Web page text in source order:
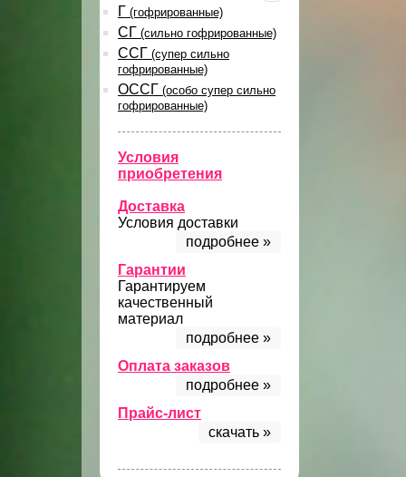
Г (гофрированные)
СГ (сильно гофрированные)
ССГ (супер сильно
гофрированные)
ОССГ (особо супер сильно
гофрированные)
Условия
приобретения
Доставка
Условия доставки
подробнее »
Гарантии
Гарантируем
качественный
материал
подробнее »
Оплата заказов
подробнее »
Прайс-лист
скачать »